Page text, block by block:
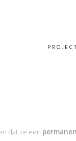
dat ze een